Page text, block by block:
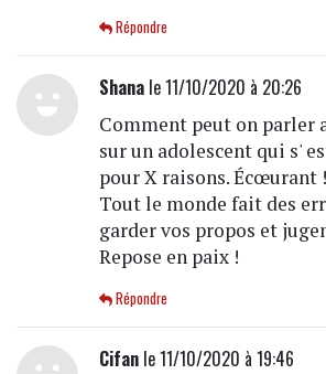
Répondre
Shanale 11/10/2020 à 20:26
Comment peut on parler
sur un adolescent qui s'
pour X raisons. Écœurant
Tout le monde fait des
garder vos propos et
Repose en paix !
Répondre
Cifanle 11/10/2020 à 19:46